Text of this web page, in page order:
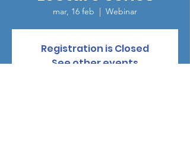
mar, 16 feb
  |
Webinar
Registration is Closed
See other events